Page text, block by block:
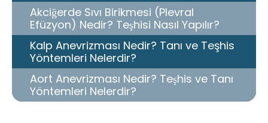
Akciğerde Sıvı Birikmesi (Plevral
Efüzyon) Nedir? Teşhisi Nasıl Yapılır?
Kalp Anevrizması Nedir? Tanı ve Teşhis
Yöntemleri Nelerdir?
Aort Anevrizması Nedir? Teşhis ve Tanı
Yöntemleri Nelerdir?